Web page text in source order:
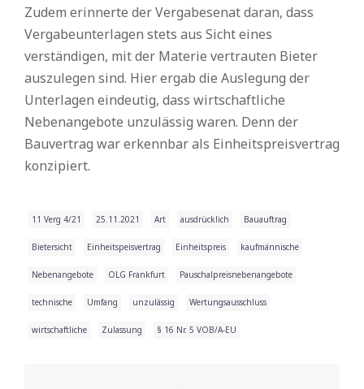
Zudem erinnerte der Vergabesenat daran, dass
Vergabeunterlagen stets aus Sicht eines
verständigen, mit der Materie vertrauten Bieter
auszulegen sind. Hier ergab die Auslegung der
Unterlagen eindeutig, dass wirtschaftliche
Nebenangebote unzulässig waren. Denn der
Bauvertrag war erkennbar als Einheitspreisvertrag
konzipiert.
11 Verg 4/21 25.11.2021 Art ausdrücklich Bauauftrag
Bietersicht Einheitspeisvertrag Einheitspreis kaufmännische
Nebenangebote OLG Frankfurt Pauschalpreisnebenangebote
technische Umfang unzulässig Wertungsausschluss
wirtschaftliche Zulassung § 16 Nr. 5 VOB/A-EU